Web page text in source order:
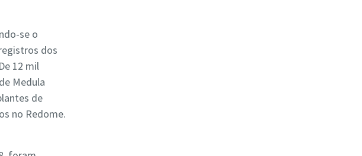
se o
dos
12 mil
Medula
de
no Redome.